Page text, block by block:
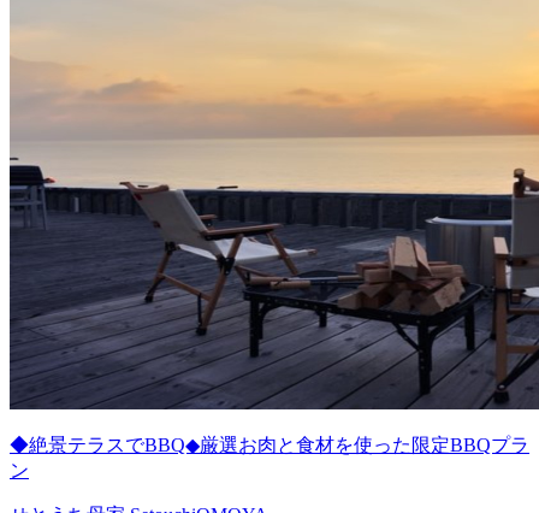
◆絶景テラスでBBQ◆厳選お肉と食材を使った限定BBQプラ
ン